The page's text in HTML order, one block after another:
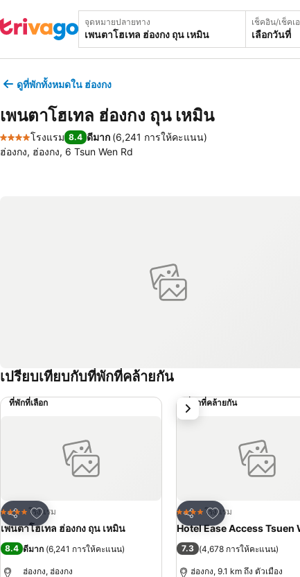
จุดหมายปลายทาง เช็คอิน/เช็คเ
เลือกวันที่
ดูที่พักทั้งหมดใน ฮ่องกง
เพนตาโฮเทล ฮ่องกง ถุน เหมิน
4 ดาว
โรงแรม 8.4 ดีมาก (6,241 การให้คะแนน)
ฮ่องกง, ฮ่องกง, 6 Tsun Wen Rd
เปรียบเทียบกับที่พักที่คล้ายกัน
ที่พักที่เลือก
แชร์
เพิ่มในรายการโปรด
4 ดาว โรงแรม
เพนตาโฮเทล ฮ่องกง ถุน เหมิน
8.4 ดีมาก (6,241 การให้คะแนน)
ฮ่องกง, ฮ่องกง
ที่พักที่คล้ายกัน
แชร์
เพิ่มในรายการโปรด
4 ดาว โรงแรม
Hotel Ease Access Tsuen
7.3 (4,678 การให้คะแนน)
ฮ่องกง, 9.1 km ถึง ตัวเมือง
ถัดไป